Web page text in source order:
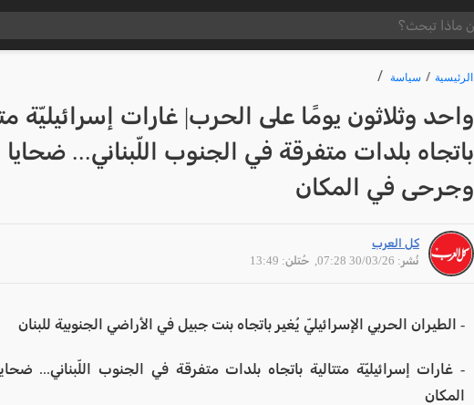
الرئيسية سياسة
واحد وثلاثون يومًا على الحرب| غارات إسرائيليّة
باتجاه بلدات متفرقة في الجنوب اللّبناني... ضحايا
وجرحى في المكان
كل العرب
نُشر: 30/03/26 07:28
, حُتلن: 13:49
- الطيران الحربي الإسرائيليّ يُغير باتجاه بنت جبيل في الأراضي الجنوبية للبنان
- غارات إسرائيليّة متتالية باتجاه بلدات متفرقة في الجنوب اللّبناني...
المكان